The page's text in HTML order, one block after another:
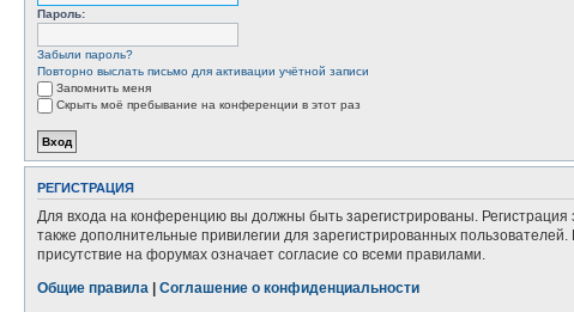
Пароль:
Забыли пароль?
Повторно выслать письмо для активации учётной записи
Запомнить меня
Скрыть моё пребывание на конференции в этот раз
РЕГИСТРАЦИЯ
Для входа на конференцию вы должны быть зарегистрированы.
также дополнительные привилегии для зарегистрированных
присутствие на форумах означает согласие со всеми правилами.
Общие правила | Соглашение о конфиденциальности